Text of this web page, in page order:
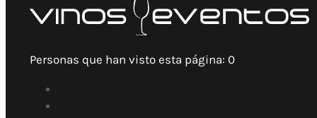
Personas que han visto esta página: 0